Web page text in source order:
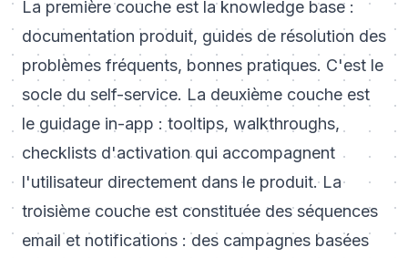
La première couche est la knowledge base :
documentation produit, guides de résolution des
problèmes fréquents, bonnes pratiques. C'est le
socle du self-service. La deuxième couche est
le guidage in-app : tooltips, walkthroughs,
checklists d'activation qui accompagnent
l'utilisateur directement dans le produit. La
troisième couche est constituée des séquences
email et notifications : des campagnes basées